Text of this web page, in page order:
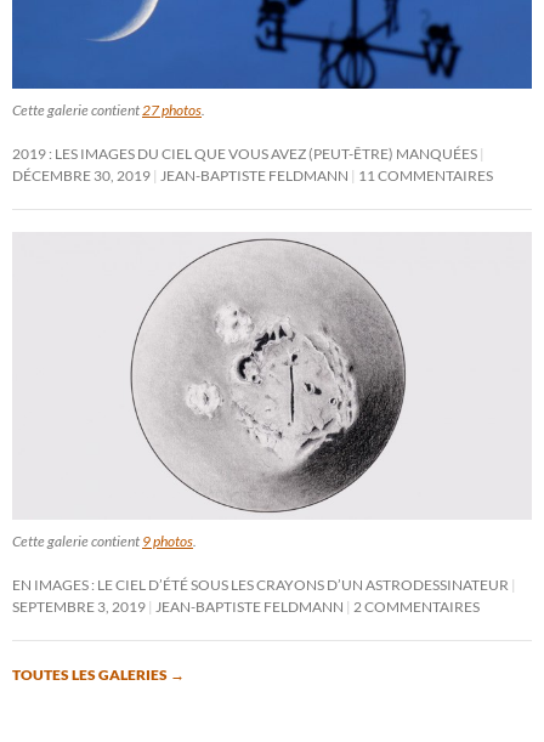
Cette galerie contient27 photos.
2019 : LES IMAGES DU CIEL QUE VOUS AVEZ (PEUT-ÊTRE) MANQUÉES
DÉCEMBRE 30, 2019 JEAN-BAPTISTE FELDMANN 11 COMMENTAIRES
Cette galerie contient 9 photos.
EN IMAGES : LE CIEL D’ÉTÉ SOUS LES CRAYONS D’UN ASTRODESSINATEUR
SEPTEMBRE 3, 2019 JEAN-BAPTISTE FELDMANN 2 COMMENTAIRES
TOUTES LES GALERIES →